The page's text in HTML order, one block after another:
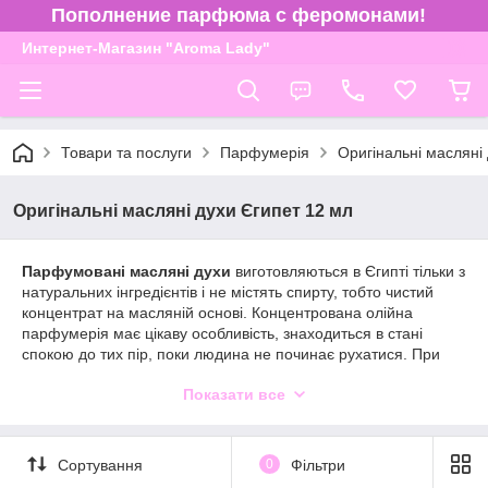
Пополнение парфюма с феромонами!
Интернет-Магазин "Aroma Lady"
Товари та послуги Парфумерія Оригінальні
Оригінальні масляні духи Єгипет 12 мл
Парфумовані масляні духи виготовляються в Єгипті тільки з
натуральних інгредієнтів і не містять спирту, тобто чистий
концентрат на масляній основі. Концентрована олійна
парфумерія має цікаву особливість, знаходиться в стані
спокою до тих пір, поки людина не починає рухатися. При
Не містять шкідливого, сушащего шкіру спирту. Нехай
ми і не обливаємося духами з ніг до голови, а
Показати все
Сортування 0 Фільтри